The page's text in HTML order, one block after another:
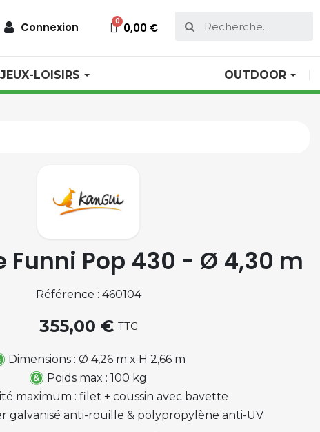
Connexion 0,00 €
JEUX-LOISIRS OUTDOOR
Funni Pop 430 - Ø 4,30 m
Référence : 460104
355,00 € TTC
Dimensions : Ø 4,26 m x H 2,66 m
Poids max : 100 kg
maximum : filet + coussin avec bavette
galvanisé anti-rouille & polypropylène anti-UV